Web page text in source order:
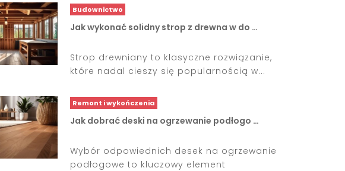
Budownictwo
Jak wykonać solidny strop z drewna w do …
Strop drewniany to klasyczne rozwiązanie,
które nadal cieszy się popularnością w...
Remont i wykończenia
Jak dobrać deski na ogrzewanie podłogo …
Wybór odpowiednich desek na ogrzewanie
podłogowe to kluczowy element